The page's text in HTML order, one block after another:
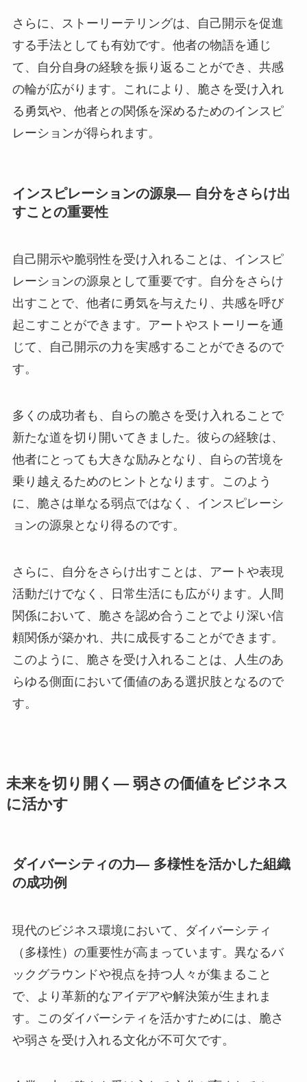
さらに、ストーリーテリングは、自己開示を促進
する手法としても有効です。他者の物語を通じ
て、自分自身の経験を振り返ることができ、共感
の輪が広がります。これにより、脆さを受け入れ
る勇気や、他者との関係を深めるためのインスピ
レーションが得られます。
インスピレーションの源泉— 自分をさらけ出
すことの重要性
自己開示や脆弱性を受け入れることは、インスピ
レーションの源泉として重要です。自分をさらけ
出すことで、他者に勇気を与えたり、共感を呼び
起こすことができます。アートやストーリーを通
じて、自己開示の力を実感することができるので
す。
多くの成功者も、自らの脆さを受け入れることで
新たな道を切り開いてきました。彼らの経験は、
他者にとっても大きな励みとなり、自らの苦境を
乗り越えるためのヒントとなります。このよう
に、脆さは単なる弱点ではなく、インスピレーシ
ョンの源泉となり得るのです。
さらに、自分をさらけ出すことは、アートや表現
活動だけでなく、日常生活にも広がります。人間
関係において、脆さを認め合うことでより深い信
頼関係が築かれ、共に成長することができます。
このように、脆さを受け入れることは、人生のあ
らゆる側面において価値のある選択肢となるので
す。
未来を切り開く— 弱さの価値をビジネス
に活かす
ダイバーシティの力— 多様性を活かした組織
の成功例
現代のビジネス環境において、ダイバーシティ
（多様性）の重要性が高まっています。異なるバ
ックグラウンドや視点を持つ人々が集まること
で、より革新的なアイデアや解決策が生まれま
す。このダイバーシティを活かすためには、脆さ
や弱さを受け入れる文化が不可欠です。